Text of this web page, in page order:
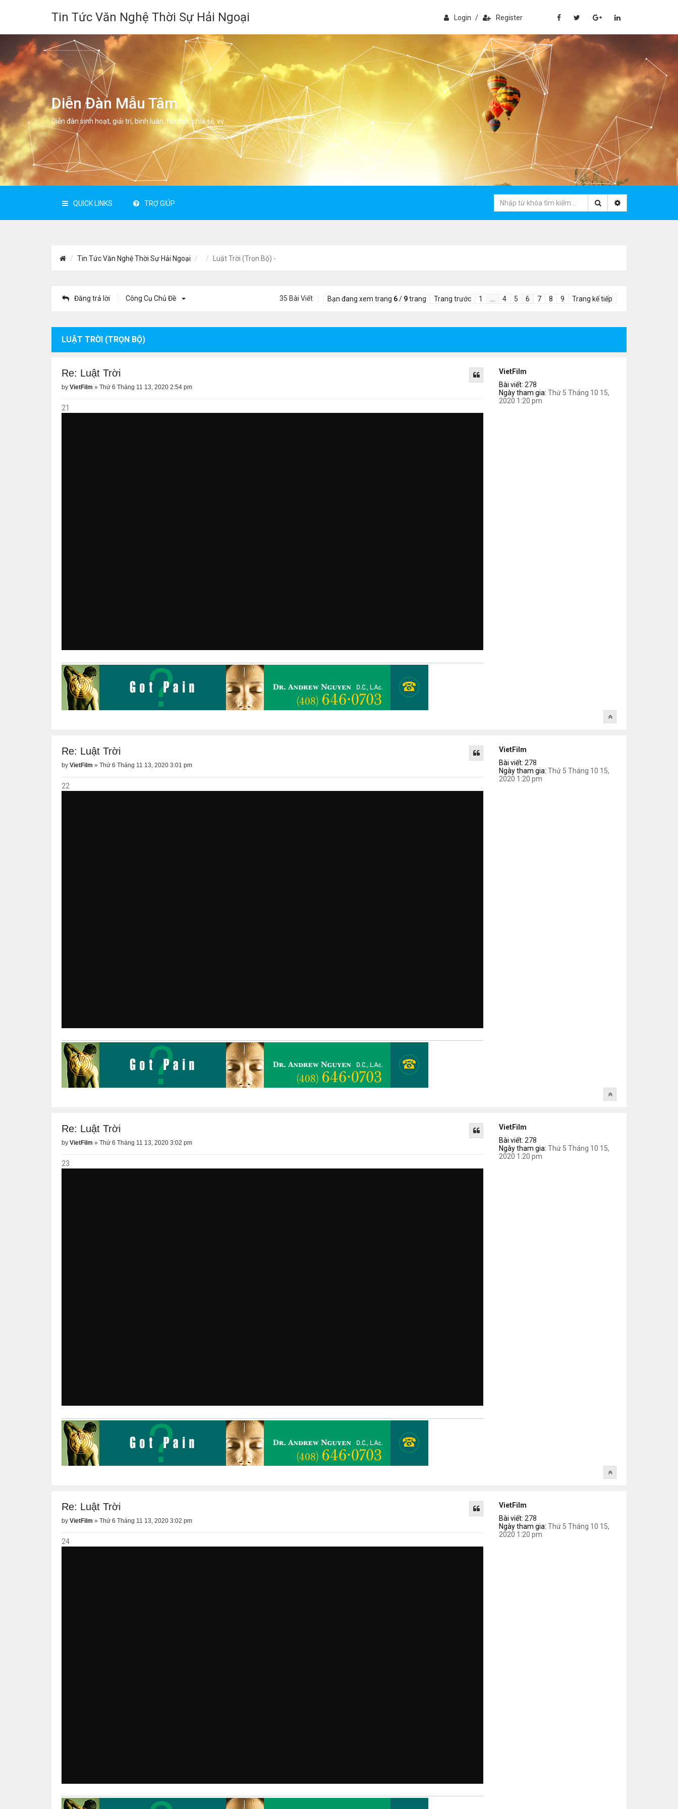
Tin Tức Văn Nghệ Thời Sự Hải Ngoại Login / Register
Diễn Đàn Mẫu Tâm
Diễn đàn sinh hoạt, giải trí, bình luân, học hỏi, chia sẻ, vv.
QUICK LINKS TRỢ GIÚP
Tin Tức Văn Nghệ Thời Sự Hải Ngoại Luật Trời (Trọn Bộ) -
Đăng trả lời Công Cụ Chủ Đề 35 Bài Viết Bạn đang xem trang 6/ 9trang Trang trước 1 4 5 6 7 8 9 Trang kế tiếp
LUẬT TRỜI (TRỌN BỘ)
VietFilm
Bài viết: 278
Ngày tham gia: Thứ 5 Tháng 10 15,
2020 1:20 pm
Re: Luật Trời
by VietFilm » Thứ 6 Tháng 11 13, 2020 2:54 pm
21
VietFilm
Bài viết: 278
Ngày tham gia: Thứ 5 Tháng 10 15,
2020 1:20 pm
Re: Luật Trời
by VietFilm » Thứ 6 Tháng 11 13, 2020 3:01 pm
22
VietFilm
Bài viết: 278
Ngày tham gia: Thứ 5 Tháng 10 15,
2020 1:20 pm
Re: Luật Trời
by VietFilm » Thứ 6 Tháng 11 13, 2020 3:02 pm
23
VietFilm
Bài viết: 278
Ngày tham gia: Thứ 5 Tháng 10 15,
2020 1:20 pm
Re: Luật Trời
by VietFilm » Thứ 6 Tháng 11 13, 2020 3:02 pm
24